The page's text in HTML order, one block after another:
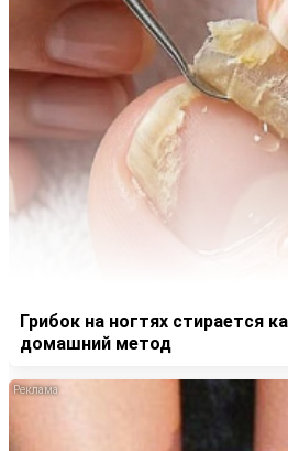
Грибок на ногтях стирается
домашний метод